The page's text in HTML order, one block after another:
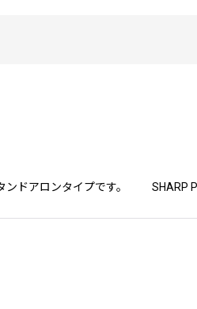
ドアロンタイプです。 SHARP